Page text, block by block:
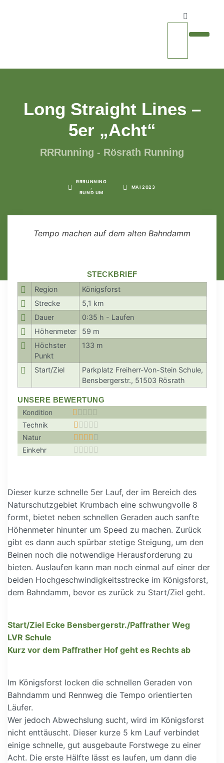
Long Straight Lines –
5er „Acht“
RRRunning - Rösrath Running
RRRUNNING
RUND UM
MAI 2023
Tempo machen auf dem alten Bahndamm
STECKBRIEF
Region
Königsforst
Strecke
5,1 km
Dauer
0:35 h - Laufen
Höhenmeter
59 m
Höchster
Punkt
133 m
Start/Ziel
Parkplatz Freiherr-Von-Stein Schule,
Bensbergerstr., 51503 Rösrath
UNSERE BEWERTUNG
Kondition
    
Technik
    
Natur
    
Einkehr
    
Dieser kurze schnelle 5er Lauf, der im Bereich des
Naturschutzgebiet Krumbach eine schwungvolle 8
formt, bietet neben schnellen Geraden auch sanfte
Höhenmeter hinunter um Speed zu machen. Zurück
gibt es dann auch spürbar stetige Steigung, um den
Beinen noch die notwendige Herausforderung zu
bieten. Auslaufen kann man noch einmal auf einer der
beiden Hochgeschwindigkeitsstrecke im Königsforst,
dem Bahndamm, bevor es zurück zu Start/Ziel geht.
Start/Ziel Ecke Bensbergerstr./Paffrather Weg
LVR Schule
Kurz vor dem Paffrather Hof geht es Rechts ab
Im Königsforst locken die schnellen Geraden von
Bahndamm und Rennweg die Tempo orientierten
Läufer.
Wer jedoch Abwechslung sucht, wird im Königsforst
nicht enttäuscht. Dieser kurze 5 km Lauf verbindet
einige schnelle, gut ausgebaute Forstwege zu einer
Acht. Die erste Hälfte lässt es laufen, um dann die